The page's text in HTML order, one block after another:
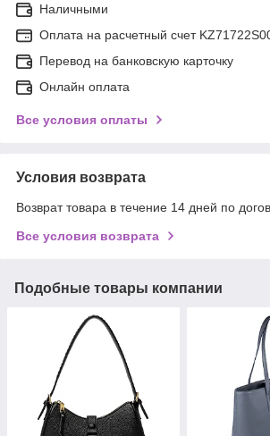
Наличными
Оплата на расчетный счет
Перевод на банковскую карточку
Онлайн оплата
Все условия оплаты
Условия возврата
Возврат товара в течение 14 дней по
Все условия возврата
Подобные товары компании